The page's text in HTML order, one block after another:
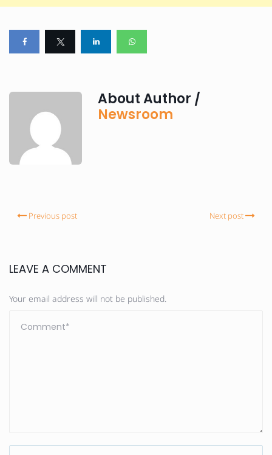
About Author /
Newsroom
Previous post Next post
LEAVE A COMMENT
Your email address will not be published.